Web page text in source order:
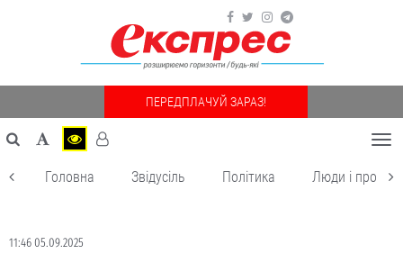
ПЕРЕДПЛАЧУЙ ЗАРАЗ!
Головна Звідусіль Політика Люди і
11:46 05.09.2025